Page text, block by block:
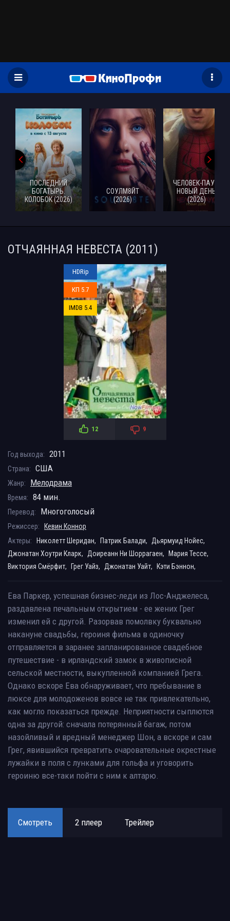
ПОСЛЕДНИЙ
БОГАТЫРЬ.
КОЛОБОК (2026)
СОУЛМ8ЙТ
(2026)
ЧЕЛОВЕК-ПАУК:
НОВЫЙ ДЕНЬ
(2026)
ОТЧАЯННАЯ НЕВЕСТА (2011)
HDRip
КП 5.7
IMDB 5.4
12 9
Год выхода: 2011
Страна: США
Жанр: Мелодрама
Время: 84 мин.
Перевод: Многоголосый
Режиссер:
Кевин Коннор
Актеры:
Николетт Шеридан, Патрик Балади,
Дьярмуид Нойес,
Джонатан Хоутри Кларк,
Доиреанн Ни Шоррагаен,
Мария Тессе,
Виктория Смёрфит,
Грег Уайз, Джонатан Уайт, Кэти Бэннон,
Ева Паркер, успешная бизнес-леди из Лос-Анджелеса,
раздавлена печальным открытием - ее жених Грег
изменил ей с другой. Разорвав помолвку буквально
накануне свадьбы, героиня фильма в одиночку
отправляется в заранее запланированное свадебное
путешествие - в ирландский замок в живописной
сельской местности, выкупленной компанией Грега.
Однако вскоре Ева обнаруживает, что пребывание в
люксе для молодоженов вовсе не так привлекательно,
как могло показаться прежде. Неприятности сыплются
одна за другой: сначала потерянный багаж, потом
назойливый и вредный менеджер Шон, а вскоре и сам
Грег, явившийся превратить очаровательные окрестные
лужайки в поля с лунками для гольфа и уговорить
героиню все-таки пойти с ним к алтарю.
Смотреть 2 плеер Трейлер